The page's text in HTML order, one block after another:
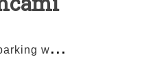
w...